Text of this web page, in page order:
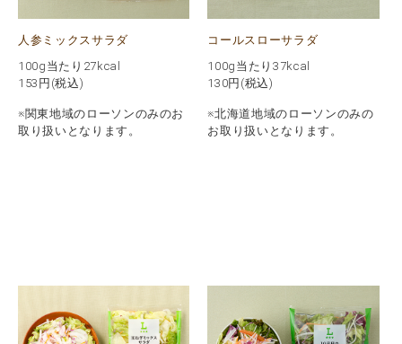
人参ミックスサラダ
100g当たり27kcal
153 円(税込)
※関東地域のローソンのみのお
取り扱いとなります。
コールスローサラダ
100g当たり37kcal
130円(税込)
※北海道地域のローソンのみの
お取り扱いとなります。